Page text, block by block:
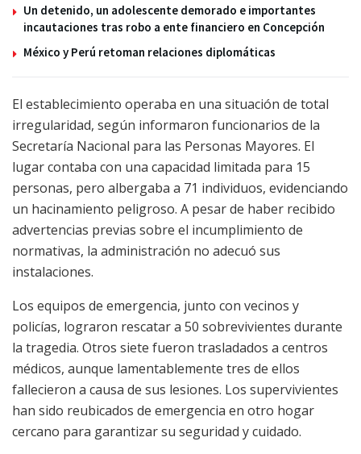
Un detenido, un adolescente demorado e importantes
incautaciones tras robo a ente financiero en Concepción
México y Perú retoman relaciones diplomáticas
El establecimiento operaba en una situación de total
irregularidad, según informaron funcionarios de la
Secretaría Nacional para las Personas Mayores. El
lugar contaba con una capacidad limitada para 15
personas, pero albergaba a 71 individuos, evidenciando
un hacinamiento peligroso. A pesar de haber recibido
advertencias previas sobre el incumplimiento de
normativas, la administración no adecuó sus
instalaciones.
Los equipos de emergencia, junto con vecinos y
policías, lograron rescatar a 50 sobrevivientes durante
la tragedia. Otros siete fueron trasladados a centros
médicos, aunque lamentablemente tres de ellos
fallecieron a causa de sus lesiones. Los supervivientes
han sido reubicados de emergencia en otro hogar
cercano para garantizar su seguridad y cuidado.